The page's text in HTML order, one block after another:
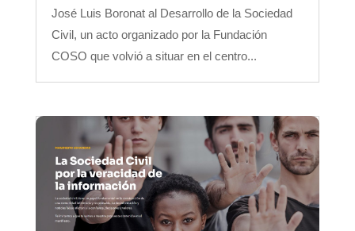
José Luis Boronat al Desarrollo de la Sociedad
Civil, un acto organizado por la Fundación
COSO que volvió a situar en el centro...